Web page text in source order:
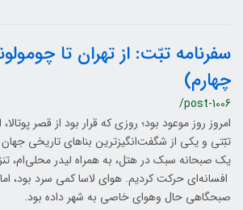
سفرنامه تبّت: از تهران تا
چهارم)
/post-1006
امروز روز موعود بود؛ روزی که قرار بود از قصر
تبّتی و یکی از شگفت‌انگیزترین بناهای تاریخی
یک صبحانه سبک در هتل، به همراه لیدر محلی‌ام،
افسانه‌ای حرکت کردیم. هوای لاسا کمی سرد بود،
صبحگاهی حال وهوای خاصی به شهر داده بود.